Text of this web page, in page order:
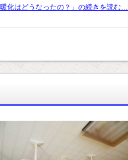
化はどうなったの？」の続きを読む…